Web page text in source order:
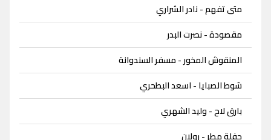
متى تفهم - نادر الشراري
مقصودة - نصرت البدر
المنقوش المخور - مسفر السندوانة
شوط الصبايا - اسعد البطحري
بارق لاح - وليد الشهري
حفلة مطر - رولان